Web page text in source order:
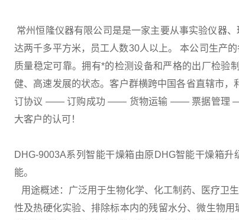
常州恒隆仪器有限公司是是一家主要从事实验仪器
达两千多平方米，员工人数30人以上。 本公司生产
质量稳定可靠。拥有*的检测设备和严格的出厂检验
健、高速发展的状态。客户群横跨中国各省直辖市
订协议 —— 订购成功 —— 货物运输 —— 票据管理
大客户的认可！
DHG-9003A系列智能干燥箱由原DHG智能干燥箱
能。
用途概述：广泛用于生物化学、化工制药、医疗卫
性及热硬化实验、排除标本内的残留水分、微生物